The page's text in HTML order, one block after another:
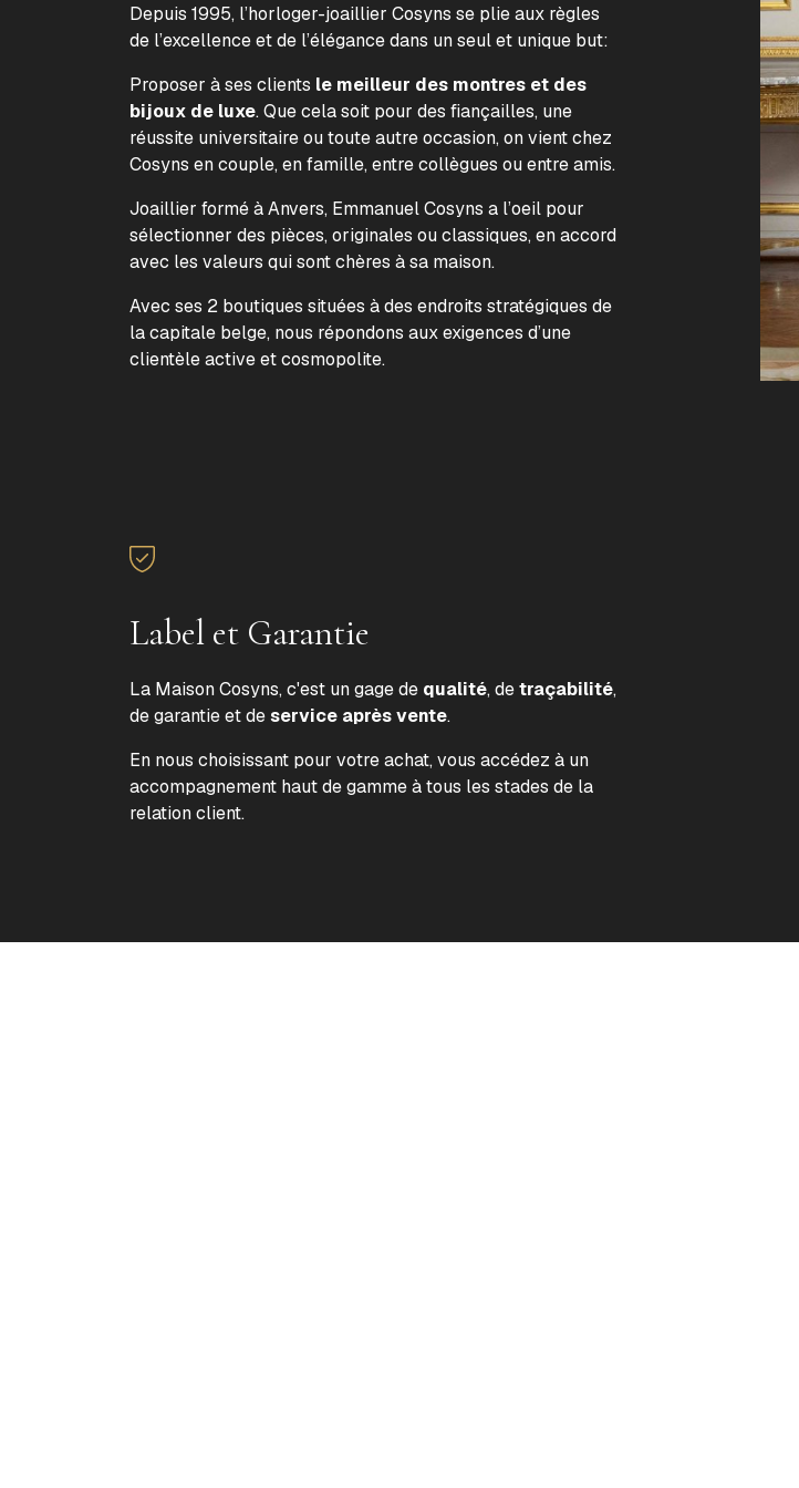
Depuis 1995, l’horloger-joaillier Cosyns se plie aux règles
de l’excellence et de l’élégance dans un seul et unique but:
Proposer à ses clients le meilleur des montres et des
bijoux de luxe. Que cela soit pour des fiançailles, une
réussite universitaire ou toute autre occasion, on vient chez
Cosyns en couple, en famille, entre collègues ou entre amis.
Joaillier formé à Anvers, Emmanuel Cosyns a l’oeil pour
sélectionner des pièces, originales ou classiques, en accord
avec les valeurs qui sont chères à sa maison.
Avec ses 2 boutiques situées à des endroits stratégiques de
la capitale belge, nous répondons aux exigences d’une
clientèle active et cosmopolite.
Label et Garantie
La Maison Cosyns, c'est un gage de qualité, detraçabilité,
de garantie et deservice après vente.
En nous choisissant pour votre achat, vous accédez à un
accompagnement haut de gamme à tous les stades de la
relation client.